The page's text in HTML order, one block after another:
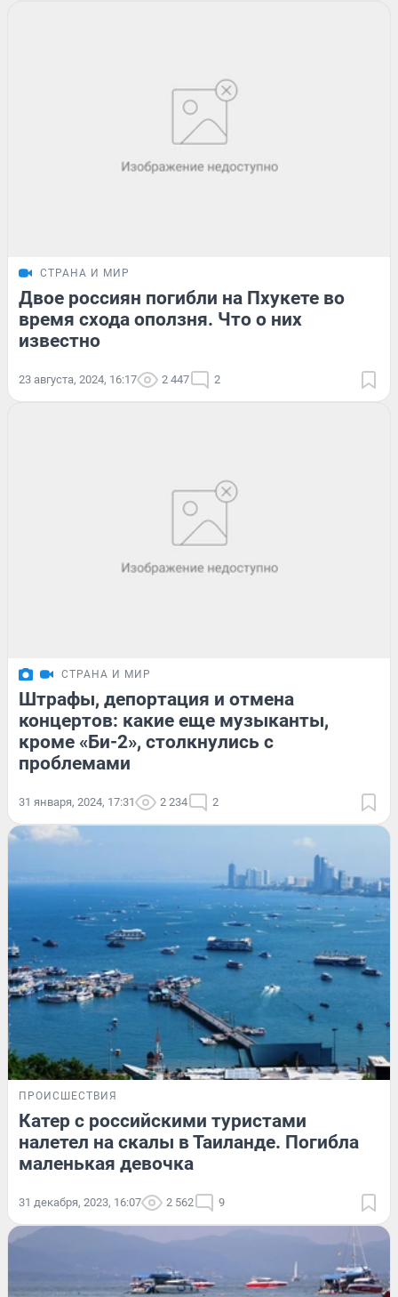
СТРАНА И МИР
Двое россиян погибли на Пхукете во
время схода оползня. Что о них
известно
23 августа, 2024, 16:17 2 447 2
СТРАНА И МИР
Штрафы, депортация и отмена
концертов: какие еще музыканты,
кроме «Би-2», столкнулись с
проблемами
31 января, 2024, 17:31 2 234 2
ПРОИСШЕСТВИЯ
Катер с российскими туристами
налетел на скалы в Таиланде. Погибла
маленькая девочка
31 декабря, 2023, 16:07 2 562 9